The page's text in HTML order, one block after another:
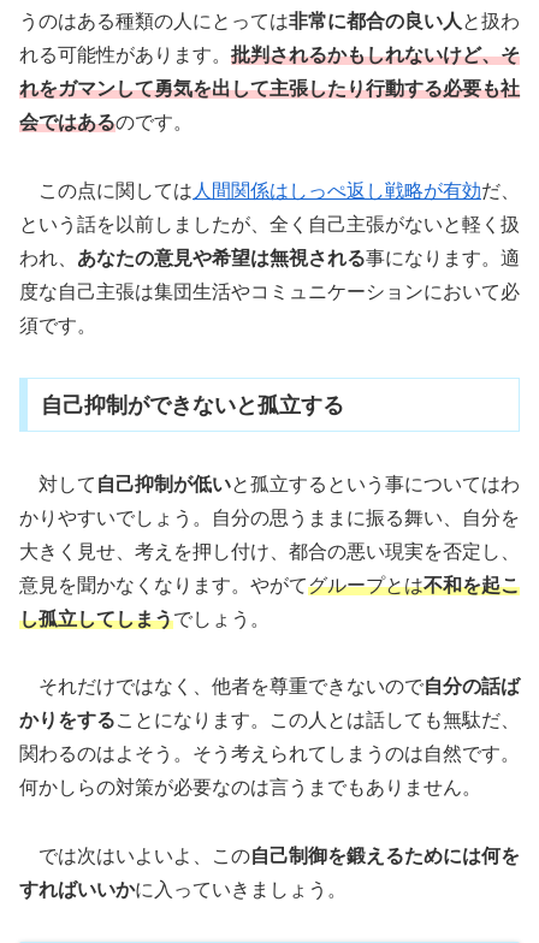
うのはある種類の人にとっては非常に都合の良い人 と扱わ
れる可能性があります。 批判されるかもしれないけど、そ
れをガマンして勇気を出して主張したり行動する必要も社
会ではあるのです。
この点に関しては 人間関係はしっぺ返し戦略が有効だ、
という話を以前しましたが、全く自己主張がないと軽く扱
われ、 あなたの意見や希望は無視される事になります。適
度な自己主張は集団生活やコミュニケーションにおいて必
須です。
自己抑制ができないと孤立する
対して 自己抑制が低いと孤立するという事についてはわ
かりやすいでしょう。自分の思うままに振る舞い、自分を
大きく見せ、考えを押し付け、都合の悪い現実を否定し、
意見を聞かなくなります。やがてグループとは不和を起こ
し孤立してしまうでしょう。
それだけではなく、他者を尊重できないので自分の話ば
かりをすることになります。この人とは話しても無駄だ、
関わるのはよそう。そう考えられてしまうのは自然です。
何かしらの対策が必要なのは言うまでもありません。
では次はいよいよ、この自己制御を鍛えるためには何を
すればいいかに入っていきましょう。